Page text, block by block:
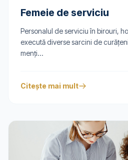
Femeie de serviciu
Personalul de serviciu în birouri,
execută diverse sarcini de
menți...
Citește mai mult